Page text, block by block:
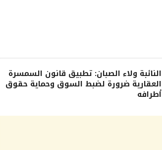
النائبة ولاء الصبان: تطبيق قانون السمسرة
العقارية ضرورة لضبط السوق وحماية حقوق
أطرافه